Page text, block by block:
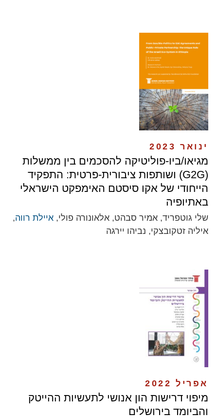
ינואר 2023
מגיאו/ביו-פוליטיקה להסכמים בין ממשלות
(G2G) ושותפות ציבורית-פרטית: התפקיד
הייחודי של אקו סיסטם האימפקט הישראלי
באתיופיה
שלי גוטפריד, אמיר סבהט, אלאונורה פולי, איילת רווה,
איליה זטקובצקי, נביהו יירגה
אפריל 2022
מיפוי דרישות הון אנושי לתעשיות ההייטק
והביומד בירושלים